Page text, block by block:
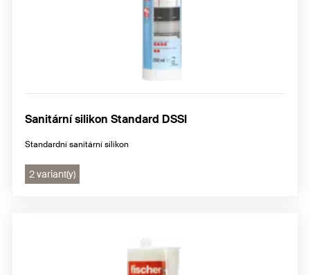
Sanitární silikon Standard DSSI
Standardní sanitární silikon
2 variant(y)